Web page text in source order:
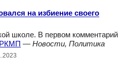
на избиение своего
школе. В первом комментарий
— Новости, Политика